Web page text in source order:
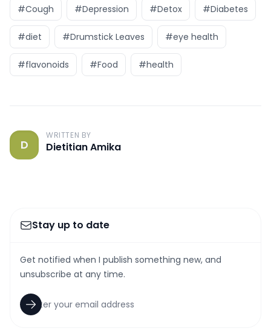
#Cough #Depression #Detox #Diabetes
#diet #Drumstick Leaves #eye health
#flavonoids #Food #health
D
WRITTEN BY
Dietitian Amika
Stay up to date
Get notified when I publish something new, and
unsubscribe at any time.